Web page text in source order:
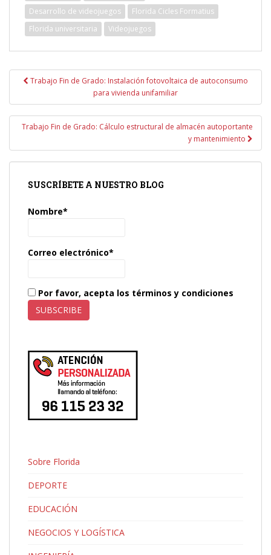
Desarrollo de videojuegos
Florida Cicles Formatius
Florida universitaria
Videojuegos
Navegación
entradas
Trabajo Fin de Grado: Instalación fotovoltaica de autoconsumo
para vivienda unifamiliar
Trabajo Fin de Grado: Cálculo estructural de almacén autoportante
y mantenimiento
SUSCRÍBETE A NUESTRO BLOG
Nombre*
Correo electrónico*
Por favor, acepta los términos y condiciones
Sobre Florida
DEPORTE
EDUCACIÓN
NEGOCIOS Y LOGÍSTICA